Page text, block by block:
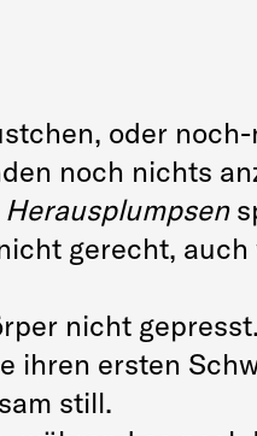
oder
noch nichts
Herausplumpsen
gerecht, auch
nicht
ihren ersten
still.